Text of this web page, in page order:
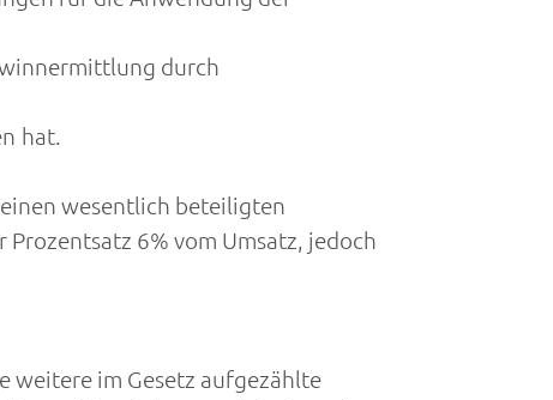
durch
hat.
wesentlich beteiligten
6% vom Umsatz, jedoch
weitere im Gesetz aufgezählte